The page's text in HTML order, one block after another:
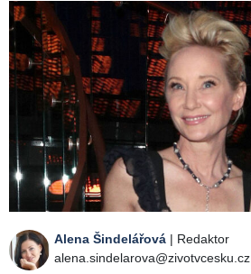
Alena Šindelářová | Redaktor
alena.sindelarova@zivotvcesku.cz